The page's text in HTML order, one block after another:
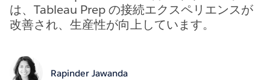
は、Tableau Prep の接続エクスペリエンスが
改善され、生産性が向上しています。
Rapinder Jawanda